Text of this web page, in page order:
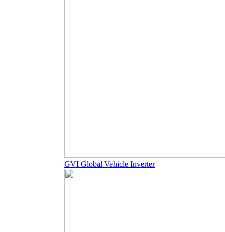
GVI Global Vehicle Inverter